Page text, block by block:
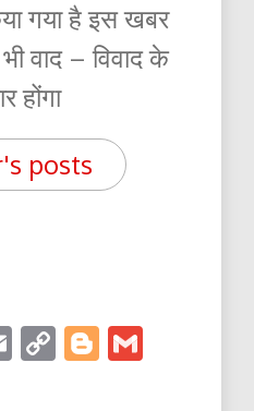
गया है इस खबर
वाद – विवाद के
होंगा
posts
EmailCopyBlogger